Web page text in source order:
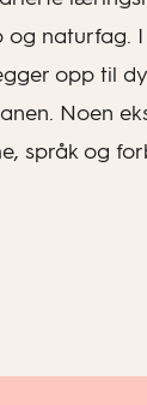
og naturfag.
opp til
Noen
språk og